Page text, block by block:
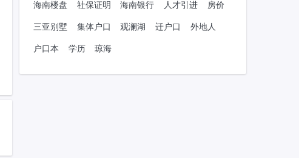
海南楼盘
社保证明 海南银行 人才引进
房价
三亚别墅
集体户口 观澜湖 迁户口
外地人
户口本
学历 琼海